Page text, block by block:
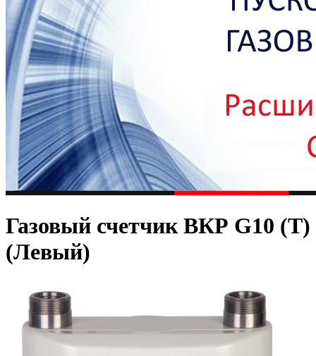
Газовый счетчик ВКР G10 (T)
(Левый)